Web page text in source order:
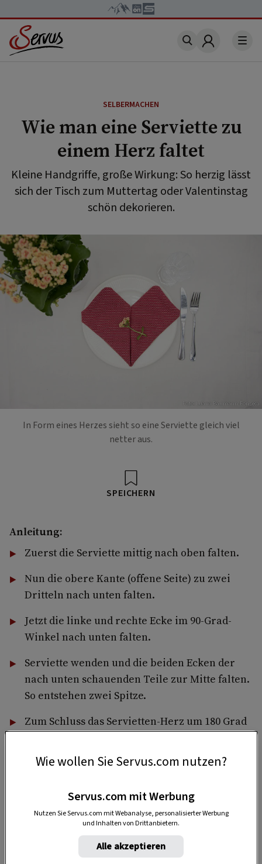
Account
SELBERMACHEN
Wie man eine Serviette zu
einem Herz faltet
Kleine Handgriffe, große Wirkung: So herzig lässt
sich der Tisch zum Muttertag oder Valentinstag
schön dekorieren.
Foto: Luana Baumann-Fonseca
In Form eines Herzes sieht so eine Serviette gleich viel
netter aus.
SPEICHERN
Anleitung:
Zuerst die Serviette mittig nach oben falten.
Nun die obere Kante (offene Seite) zu zwei
Dritteln nach unten falten.
Jetzt die linke und rechte Ecke im 90-Grad-
Winkel nach unten falten.
Serviette wenden und die beiden Ecken der
nach unten schauenden Teile zur Mitte falten.
So entstehen zwei Spitze.
Zum Schluss das Servietten-Herz um 180 Grad
Jetzt kann das Herz mit der schönen Seite nach
Wie wollen Sie Servus.com nutzen?
Servus.com mit Werbung
Nutzen Sie Servus.com mit Webanalyse, personalisierter Werbung
und Inhalten von Drittanbietern.
Alle akzeptieren